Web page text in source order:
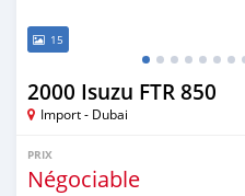
15
2000 Isuzu FTR 850
Import - Dubai
PRIX
Négociable